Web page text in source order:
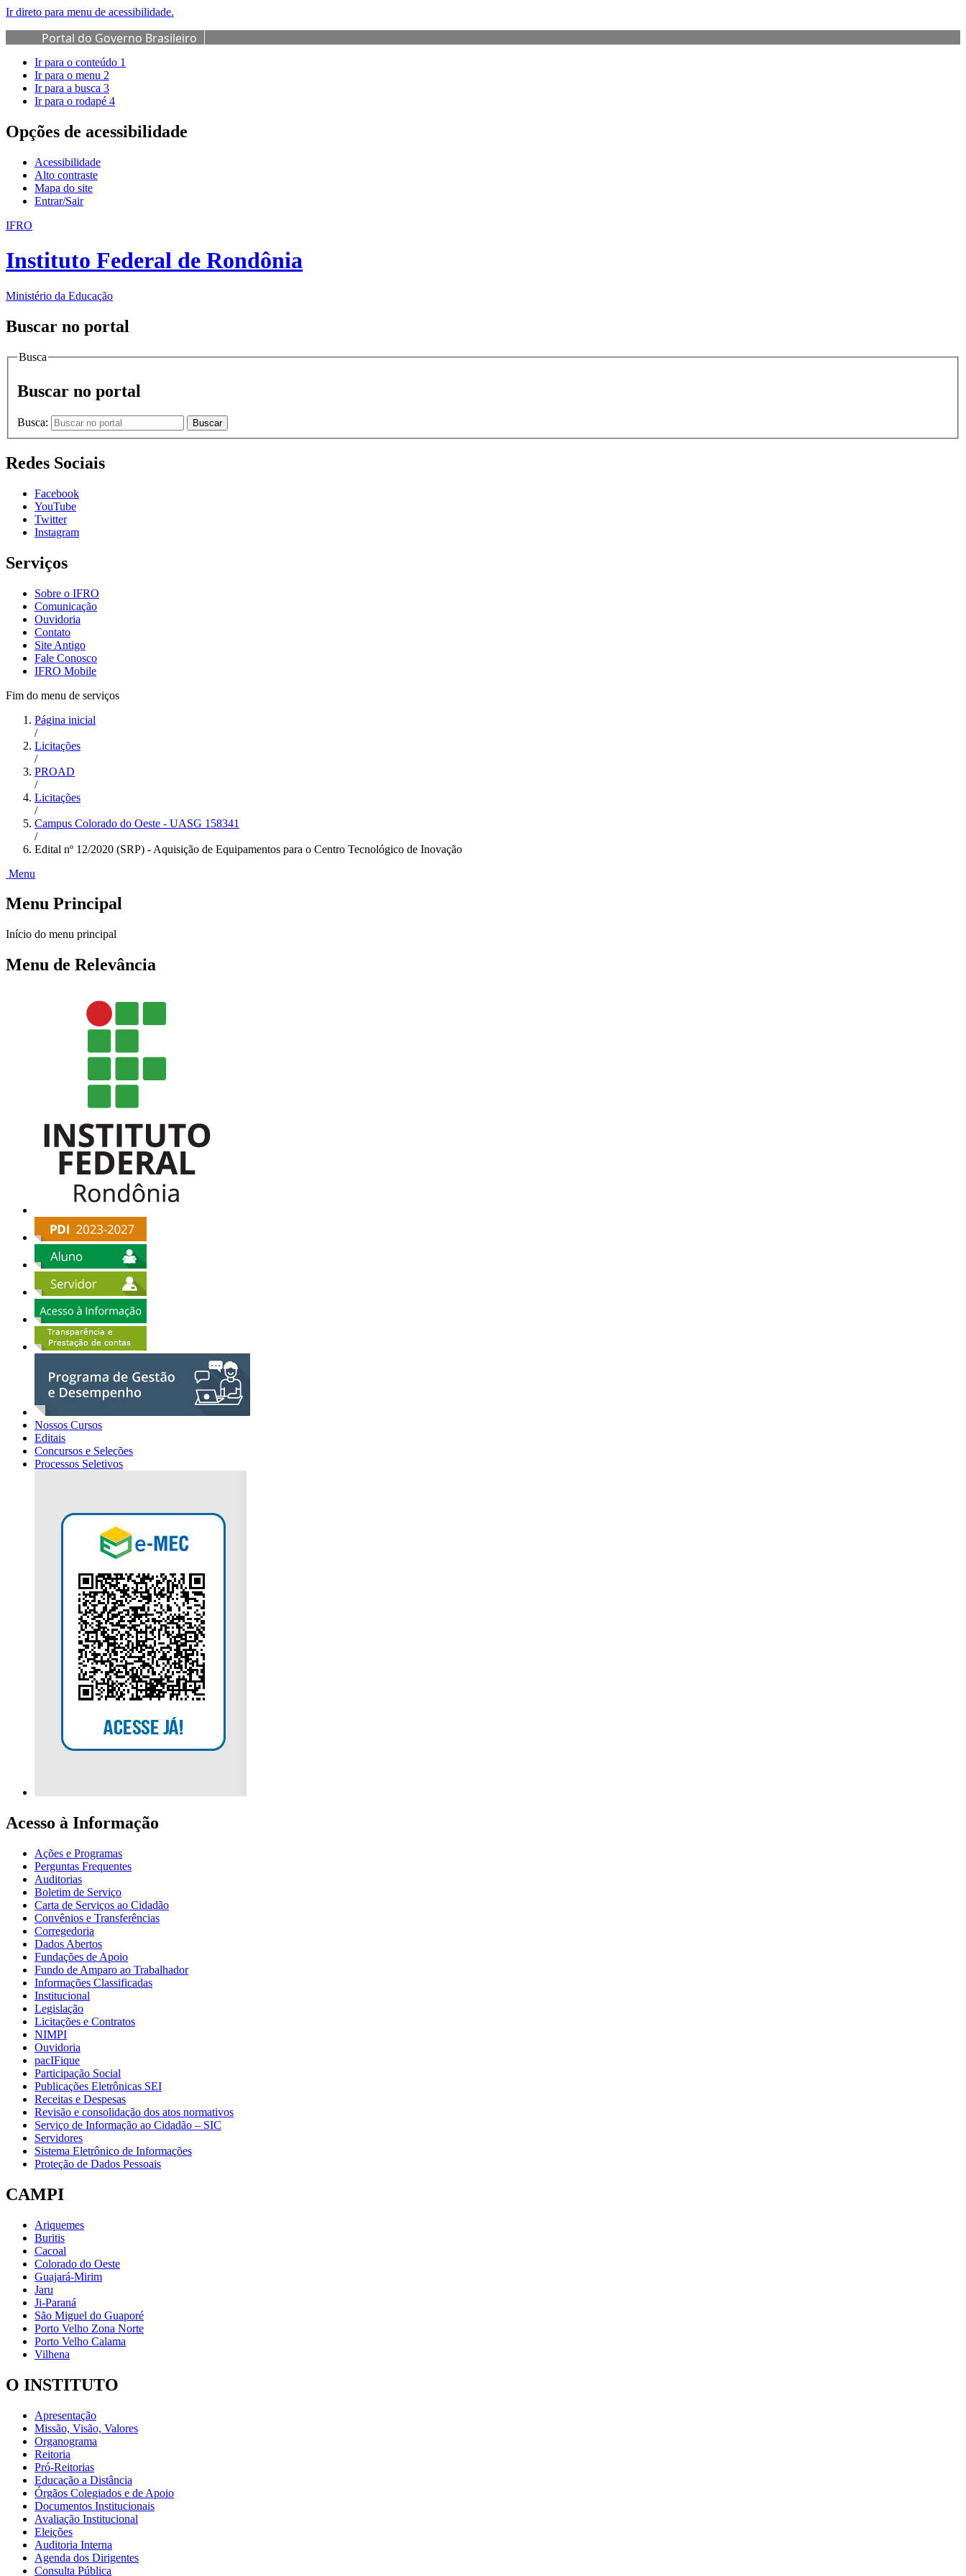
Ir direto para menu de acessibilidade.
Portal do Governo Brasileiro
Ir para o conteúdo 1
Ir para o menu 2
Ir para a busca 3
Ir para o rodapé 4
Opções de acessibilidade
Acessibilidade
Alto contraste
Mapa do site
Entrar/Sair
IFRO
Instituto Federal de Rondônia
Ministério da Educação
Buscar no portal
Busca
Buscar no portal
Busca: Buscar
Redes Sociais
Facebook
YouTube
Twitter
Instagram
Serviços
Sobre o IFRO
Comunicação
Ouvidoria
Contato
Site Antigo
Fale Conosco
IFRO Mobile
Fim do menu de serviços
Página inicial
/
Licitações
/
PROAD
/
Licitações
/
Campus Colorado do Oeste - UASG 158341
/
Edital nº 12/2020 (SRP) - Aquisição de Equipamentos para o Centro Tecnológico de Inovação
Menu
Menu Principal
Início do menu principal
Menu de Relevância
Nossos Cursos
Editais
Concursos e Seleções
Processos Seletivos
Acesso à Informação
Ações e Programas
Perguntas Frequentes
Auditorias
Boletim de Serviço
Carta de Serviços ao Cidadão
Convênios e Transferências
Corregedoria
Dados Abertos
Fundações de Apoio
Fundo de Amparo ao Trabalhador
Informações Classificadas
Institucional
Legislação
Licitações e Contratos
NIMPI
Ouvidoria
pacIFique
Participação Social
Publicações Eletrônicas SEI
Receitas e Despesas
Revisão e consolidação dos atos normativos
Serviço de Informação ao Cidadão – SIC
Servidores
Sistema Eletrônico de Informações
Proteção de Dados Pessoais
CAMPI
Ariquemes
Buritis
Cacoal
Colorado do Oeste
Guajará-Mirim
Jaru
Ji-Paraná
São Miguel do Guaporé
Porto Velho Zona Norte
Porto Velho Calama
Vilhena
O INSTITUTO
Apresentação
Missão, Visão, Valores
Organograma
Reitoria
Pró-Reitorias
Educação a Distância
Órgãos Colegiados e de Apoio
Documentos Institucionais
Avaliação Institucional
Eleições
Auditoria Interna
Agenda dos Dirigentes
Consulta Pública